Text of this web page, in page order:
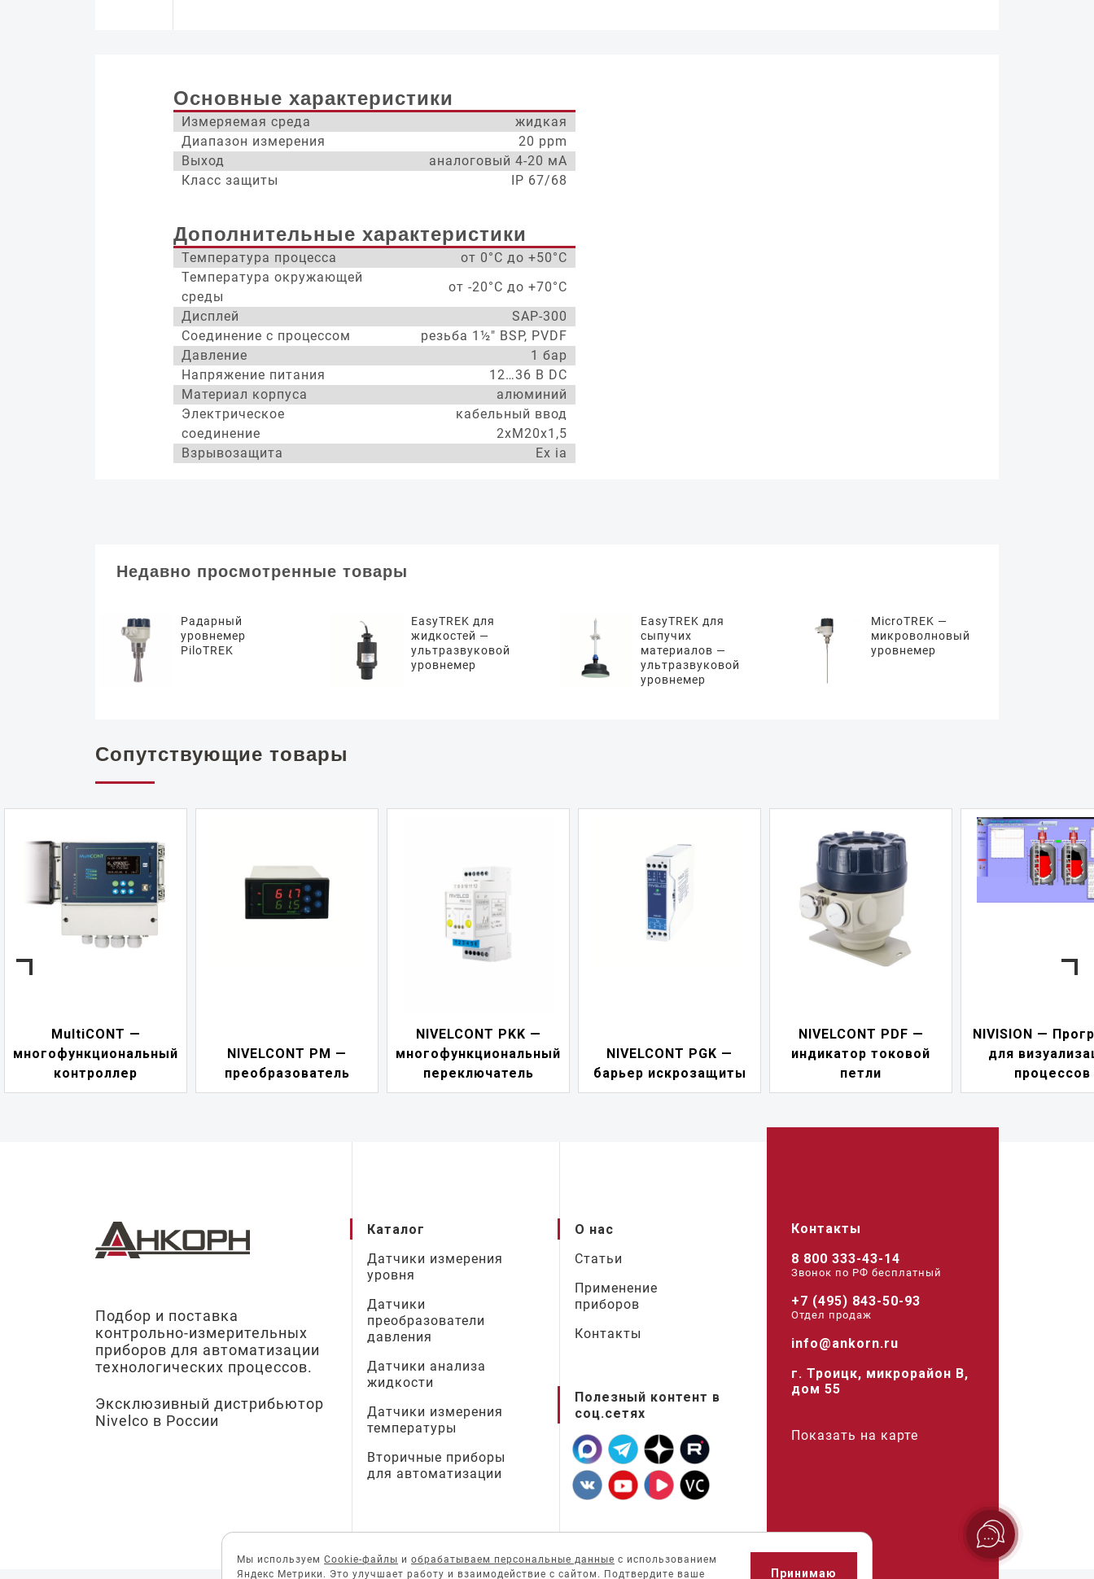
Основные характеристики
Измеряемая среда
жидкая
Диапазон измерения
20 ppm
Выход
аналоговый 4-20 мА
Класс защиты
IP 67/68
Дополнительные характеристики
Температура процесса
от 0°С до +50°С
Температура окружающей
среды
от -20°С до +70°С
Дисплей
SAP-300
Соединение с процессом
резьба 1½" BSP, PVDF
Давление
1 бар
Напряжение питания
12…36 В DC
Материал корпуса
алюминий
Электрическое
соединение
кабельный ввод
2хМ20х1,5
Взрывозащита
Ex ia
Недавно просмотренные товары
Радарный
уровнемер
PiloTREK
EasyTREK для
жидкостей —
ультразвуковой
уровнемер
EasyTREK для
сыпучих
материалов —
ультразвуковой
уровнемер
MicroTREK —
микроволновый
уровнемер
Сопутствующие товары
MultiCONT —
многофункциональный
контроллер
NIVELCONT PM —
преобразователь
NIVELCONT PKK —
многофункциональный
переключатель
NIVELCONT PGK —
барьер искрозащиты
NIVELCONT PDF —
индикатор токовой
петли
NIVISION —
для
процессов
Подбор и поставка
контрольно-измерительных
приборов для автоматизации
технологических процессов.
Эксклюзивный дистрибьютор
Nivelco в России
Каталог
Датчики измерения
уровня
Датчики
преобразователи
давления
Датчики анализа
жидкости
Датчики измерения
температуры
Вторичные приборы
для автоматизации
О нас
Статьи
Применение
приборов
Контакты
Полезный контент в
соц.сетях
Контакты
8 800 333-43-14
Звонок по РФ беcплатный
+7 (495) 843-50-93
Отдел продаж
info@ankorn.ru
г. Троицк, микрорайон В,
дом 55
Показать на карте
Мы используем Cookie-файлы и обрабатываем персональные данные с использованием
Яндекс Метрики. Это улучшает работу и взаимодействие с сайтом. Подтвердите ваше
Принимаю